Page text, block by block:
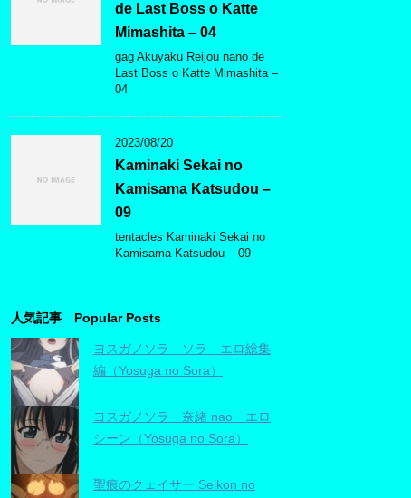
de Last Boss o Katte
Mimashita – 04
gag Akuyaku Reijou nano de
Last Boss o Katte Mimashita –
04
2023/08/20
Kaminaki Sekai no
Kamisama Katsudou –
09
tentacles Kaminaki Sekai no
Kamisama Katsudou – 09
人気記事 Popular Posts
ヨスガノソラ ソラ エロ総集
編（Yosuga no Sora）
ヨスガノソラ 奈緒 nao エロ
シーン（Yosuga no Sora）
聖痕のクェイサー Seikon no